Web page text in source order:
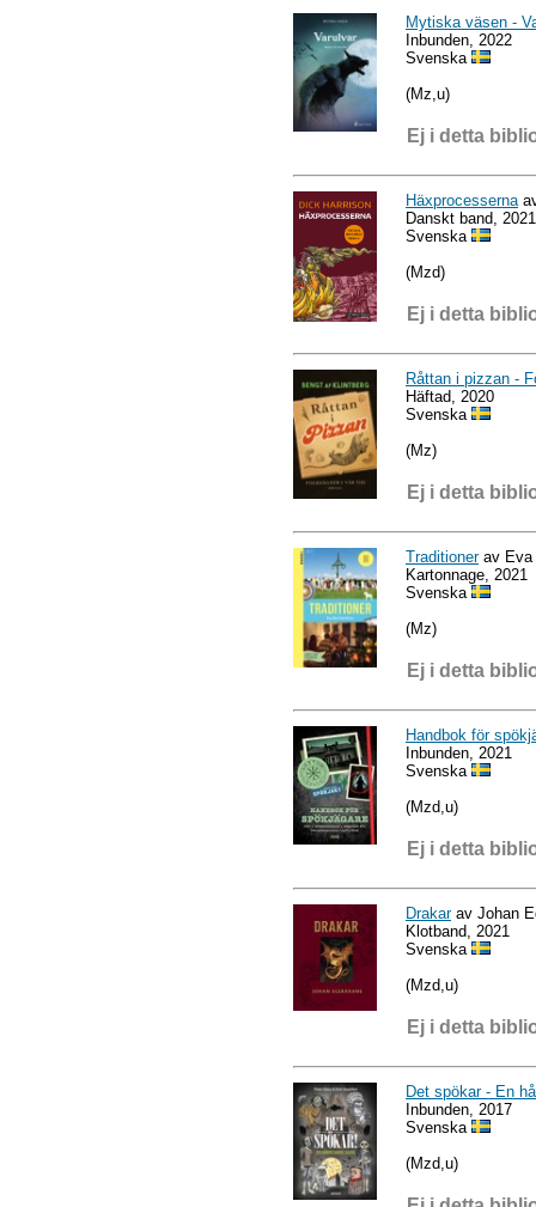
Mytiska väsen -
Inbunden, 2022
Svenska
(Mz,u)
Ej i detta
Häxprocesserna
Danskt band, 2021
Svenska
(Mzd)
Ej i detta
Råttan i pizzan -
Häftad, 2020
Svenska
(Mz)
Ej i detta
Traditionerav Eva
Kartonnage, 2021
Svenska
(Mz)
Ej i detta
Handbok för
Inbunden, 2021
Svenska
(Mzd,u)
Ej i detta
Drakarav Johan
Klotband, 2021
Svenska
(Mzd,u)
Ej i detta
Det spökar - En
Inbunden, 2017
Svenska
(Mzd,u)